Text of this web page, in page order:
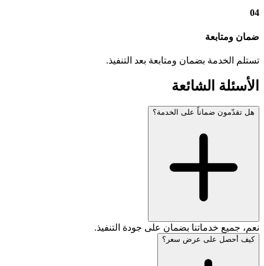
04
ضمان ومتابعة
تستلم الخدمة بضمان ومتابعة بعد التنفيذ.
الأسئلة الشائعة
هل تقدّمون ضماناً على الخدمة؟
نعم، جميع خدماتنا بضمان على جودة التنفيذ.
كيف أحصل على عرض سعر؟